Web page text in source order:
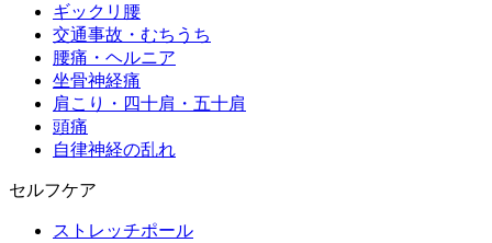
ギックリ腰
交通事故・むちうち
腰痛・ヘルニア
坐骨神経痛
肩こり・四十肩・五十肩
頭痛
自律神経の乱れ
セルフケア
ストレッチポール